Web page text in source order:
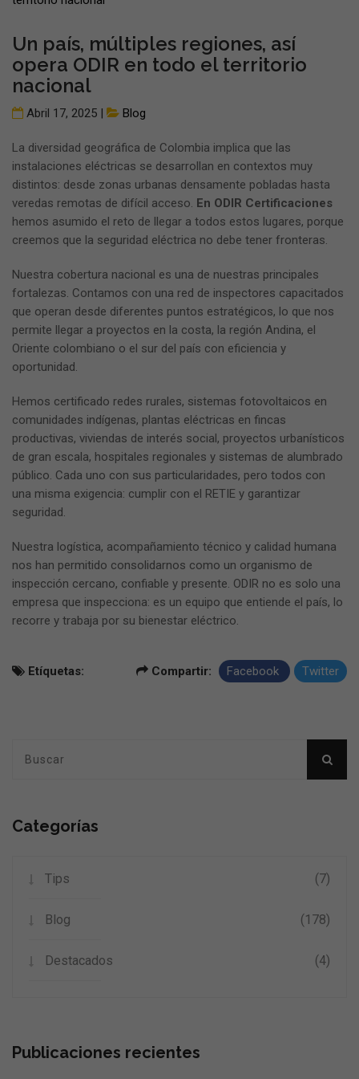
Un país, múltiples regiones, así
opera ODIR en todo el territorio
nacional
Abril 17, 2025 | Blog
La diversidad geográfica de Colombia implica que las
instalaciones eléctricas se desarrollan en contextos muy
distintos: desde zonas urbanas densamente pobladas hasta
veredas remotas de difícil acceso. En ODIR Certificaciones
hemos asumido el reto de llegar a todos estos lugares, porque
creemos que la seguridad eléctrica no debe tener fronteras.
Nuestra cobertura nacional es una de nuestras principales
fortalezas. Contamos con una red de inspectores capacitados
que operan desde diferentes puntos estratégicos, lo que nos
permite llegar a proyectos en la costa, la región Andina, el
Oriente colombiano o el sur del país con eficiencia y
oportunidad.
Hemos certificado redes rurales, sistemas fotovoltaicos en
comunidades indígenas, plantas eléctricas en fincas
productivas, viviendas de interés social, proyectos urbanísticos
de gran escala, hospitales regionales y sistemas de alumbrado
público. Cada uno con sus particularidades, pero todos con
una misma exigencia: cumplir con el RETIE y garantizar
seguridad.
Nuestra logística, acompañamiento técnico y calidad humana
nos han permitido consolidarnos como un organismo de
inspección cercano, confiable y presente. ODIR no es solo una
empresa que inspecciona: es un equipo que entiende el país, lo
recorre y trabaja por su bienestar eléctrico.
Etíquetas: Compartir: Facebook Twitter
Categorías
Tips (7)
Blog (178)
Destacados (4)
Publicaciones recientes